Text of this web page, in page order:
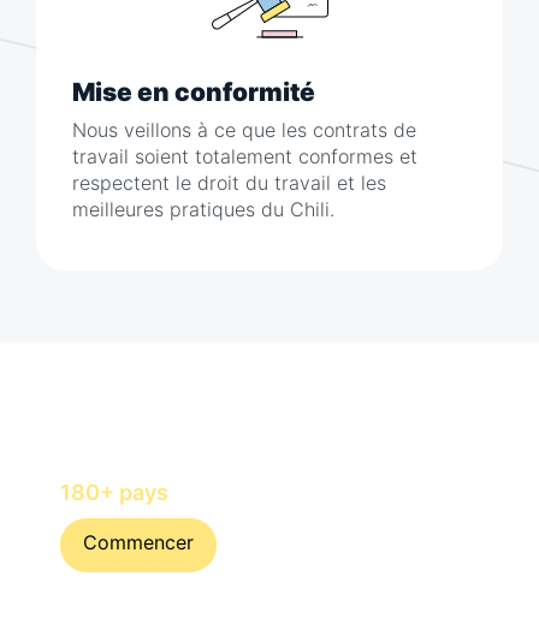
Mise en conformité
Nous veillons à ce que les contrats de
travail soient totalement conformes et
respectent le droit du travail et les
meilleures pratiques du Chili.
180+ pays
Commencer